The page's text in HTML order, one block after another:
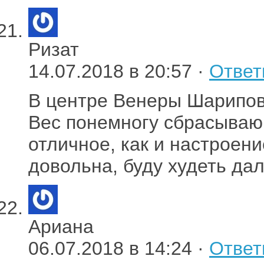
Ризат
14.07.2018 в 20:57 ·
В центре Венеры
Вес понемногу
отличное, как и
довольна, буду худеть
Ариана
06.07.2018 в 14:24 ·